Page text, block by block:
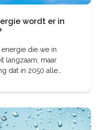
wordt er in
die we in
langzaam, maar
dat in 2050 alle